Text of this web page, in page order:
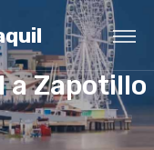
a Zapotillo